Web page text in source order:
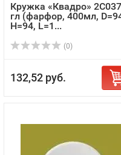
Кружка «Квадро»
гл (фарфор, 400мл,
H=94, L=1...
(0)
132,52 руб.